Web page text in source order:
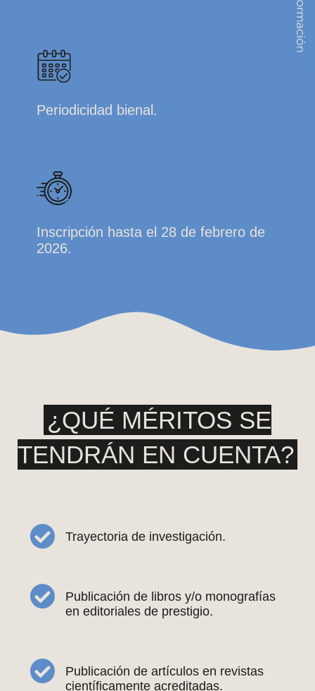
Periodicidad bienal.
Inscripción hasta el 28 de febrero de
2026.
¿QUÉ MÉRITOS SE
TENDRÁN EN CUENTA?
Trayectoria de investigación.
Publicación de libros y/o monografías
en editoriales de prestigio.
Publicación de artículos en revistas
científicamente acreditadas.